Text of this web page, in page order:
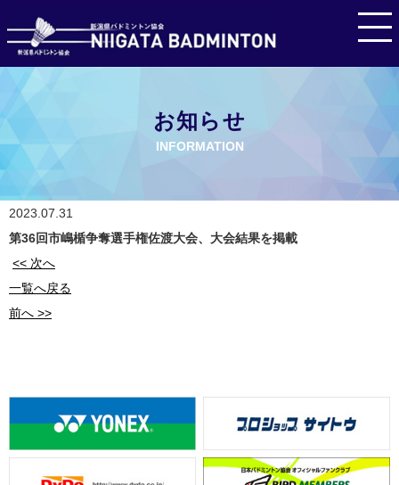
お知らせ
INFORMATION
2023.07.31
第36回市嶋楯争奪選手権佐渡大会、大会結果を掲載
<< 次へ
一覧へ戻る
前へ >>